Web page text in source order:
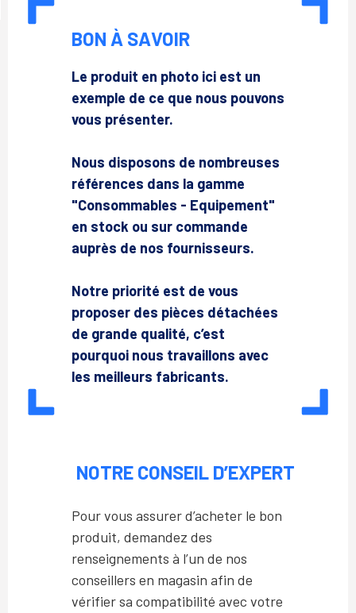
BON À SAVOIR
Le produit en photo ici est un
exemple de ce que nous pouvons
vous présenter.
Nous disposons de nombreuses
références dans la gamme
"Consommables - Equipement"
en stock ou sur commande
auprès de nos fournisseurs.
Notre priorité est de vous
proposer des pièces détachées
de grande qualité, c’est
pourquoi nous travaillons avec
les meilleurs fabricants.
NOTRE CONSEIL D’EXPERT
Pour vous assurer d’acheter le bon
produit, demandez des
renseignements à l’un de nos
conseillers en magasin afin de
vérifier sa compatibilité avec votre